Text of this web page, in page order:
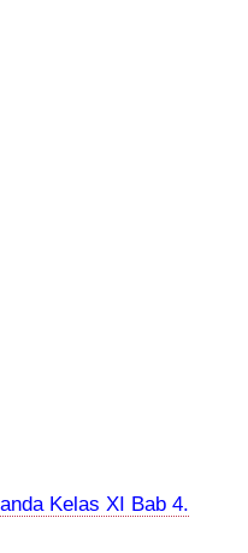
Kelas XI Bab 4.